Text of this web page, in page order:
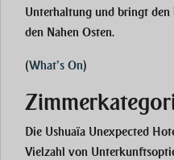
Unterhaltung und bringt
den Nahen Osten.
(What’s On)
Die Ushuaïa Unexpected
Vielzahl von